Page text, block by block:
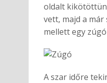
oldalt
vett, majd a
mellett egy
A szar időre